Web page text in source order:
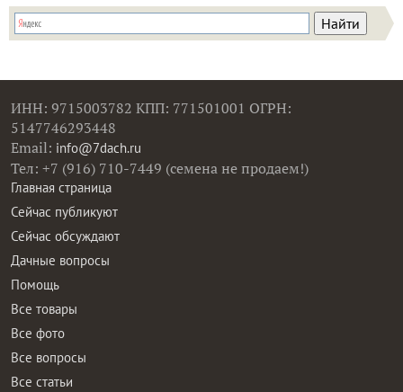
ИНН: 9715003782 КПП: 771501001 ОГРН:
5147746293448
Email: info@7dach.ru
Тел: +7 (916) 710-7449 (семена не продаем!)
Главная страница
Сейчас публикуют
Сейчас обсуждают
Дачные вопросы
Помощь
Все товары
Все фото
Все вопросы
Все статьи